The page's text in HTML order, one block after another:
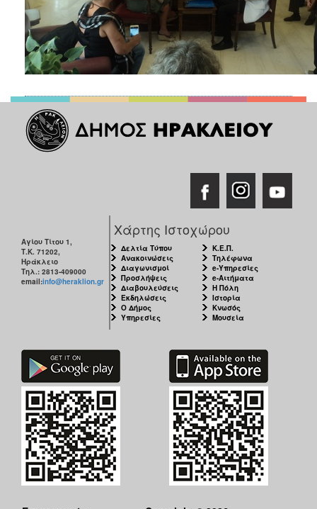
Αγίου Τίτου 1,
Τ.Κ. 71202,
Ηράκλειο
Τηλ.: 2813-409000
email:info@heraklion.gr
Χάρτης Ιστοχώρου
Δελτία Τύπου
Ανακοινώσεις
Διαγωνισμοί
Προσλήψεις
Διαβουλεύσεις
Εκδηλώσεις
Ο Δήμος
Υπηρεσίες
Κ.Ε.Π.
Τηλέφωνα
e-Υπηρεσίες
e-Αιτήματα
Η Πόλη
Ιστορία
Κνωσός
Μουσεία